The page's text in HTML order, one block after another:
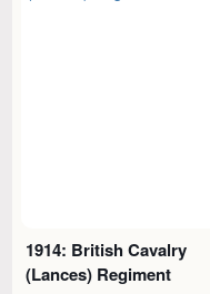
1914: British Cavalry
(Lances) Regiment